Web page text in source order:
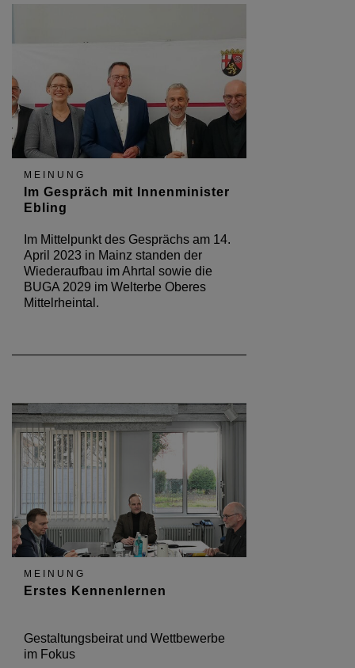
MEINUNG
Im Gespräch mit Innenminister
Ebling
Im Mittelpunkt des Gesprächs am 14.
April 2023 in Mainz standen der
Wiederaufbau im Ahrtal sowie die
BUGA 2029 im Welterbe Oberes
Mittelrheintal.
MEINUNG
Erstes Kennenlernen
Gestaltungsbeirat und Wettbewerbe
im Fokus